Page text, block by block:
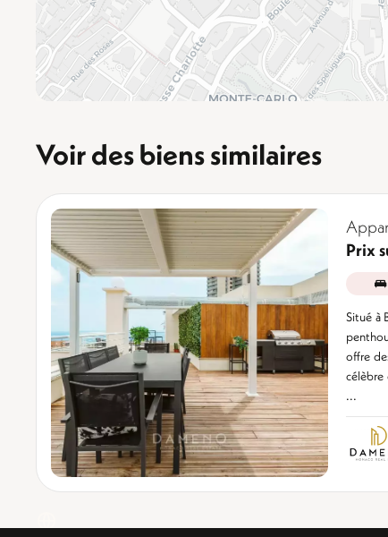
Voir des biens similaires
Prix
Situé à
offre
célèbre
...